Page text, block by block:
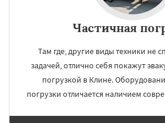
Частичная
Там где, другие виды техники не
задачей, отлично себя покажут
погрузкой в Клине.
погрузки отличается наличием